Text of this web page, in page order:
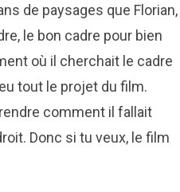
de paysages que Florian,
le bon cadre pour bien
où il cherchait le cadre
tout le projet du film.
comment il fallait
Donc si tu veux, le film